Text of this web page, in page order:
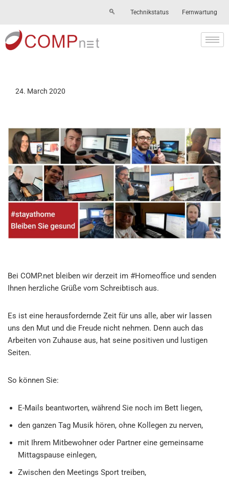
Skip
to
content
Technikstatus Fernwartung
24. March 2020
Bei COMP.net bleiben wir derzeit im #Homeoffice und senden
Ihnen herzliche Grüße vom Schreibtisch aus.
Es ist eine herausfordernde Zeit für uns alle, aber wir lassen
uns den Mut und die Freude nicht nehmen. Denn auch das
Arbeiten von Zuhause aus, hat seine positiven und lustigen
Seiten.
So können Sie:
E-Mails beantworten, während Sie noch im Bett liegen,
den ganzen Tag Musik hören, ohne Kollegen zu nerven,
mit Ihrem Mitbewohner oder Partner eine gemeinsame
Mittagspause einlegen,
Zwischen den Meetings Sport treiben,